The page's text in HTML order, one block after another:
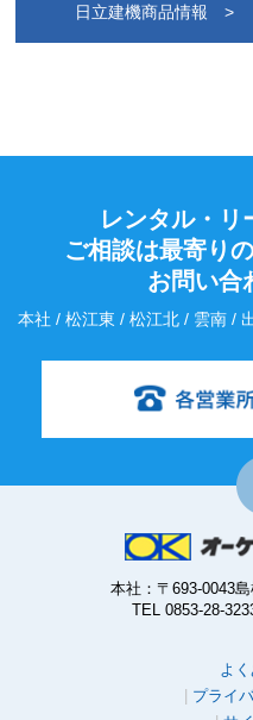
日立建機商品情報 >
レンタル・リ
ご相談は最寄り
お問い合
本社 / 松江東 / 松江北 / 雲南 /
本社：〒693-0043
TEL 0853-28-
よ
プライ